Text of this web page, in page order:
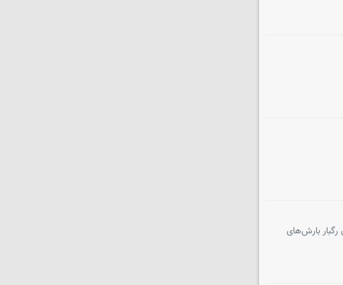
رضوی رگبار بارش‌های